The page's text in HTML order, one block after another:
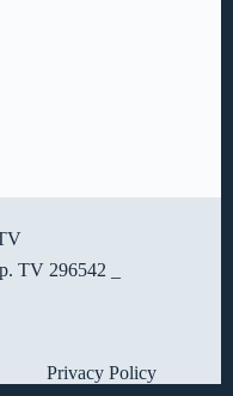
TV 296542 _
Privacy Policy